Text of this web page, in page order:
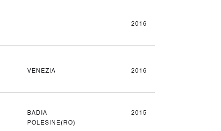
2016
VENEZIA 2016
BADIA
POLESINE(RO)
2015